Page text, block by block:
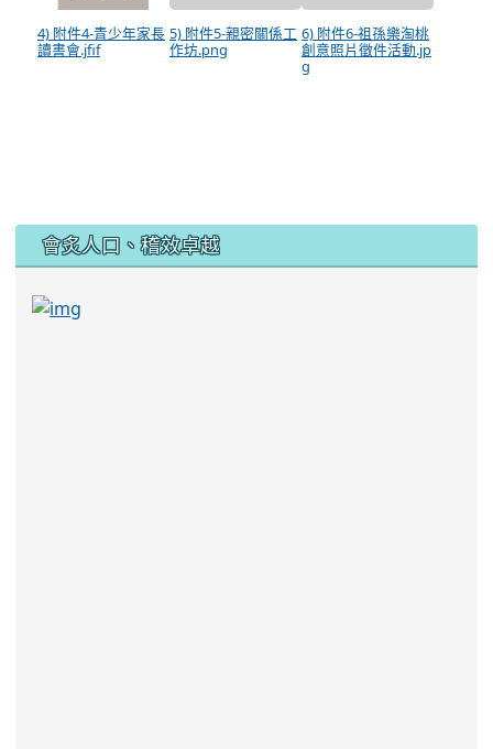
4) 附件4-青少年家長
讀書會.jfif
5) 附件5-親密關係工
作坊.png
6) 附件6-祖孫樂淘桃
創意照片徵件活動.jp
g
會炙人口、稽效卓越